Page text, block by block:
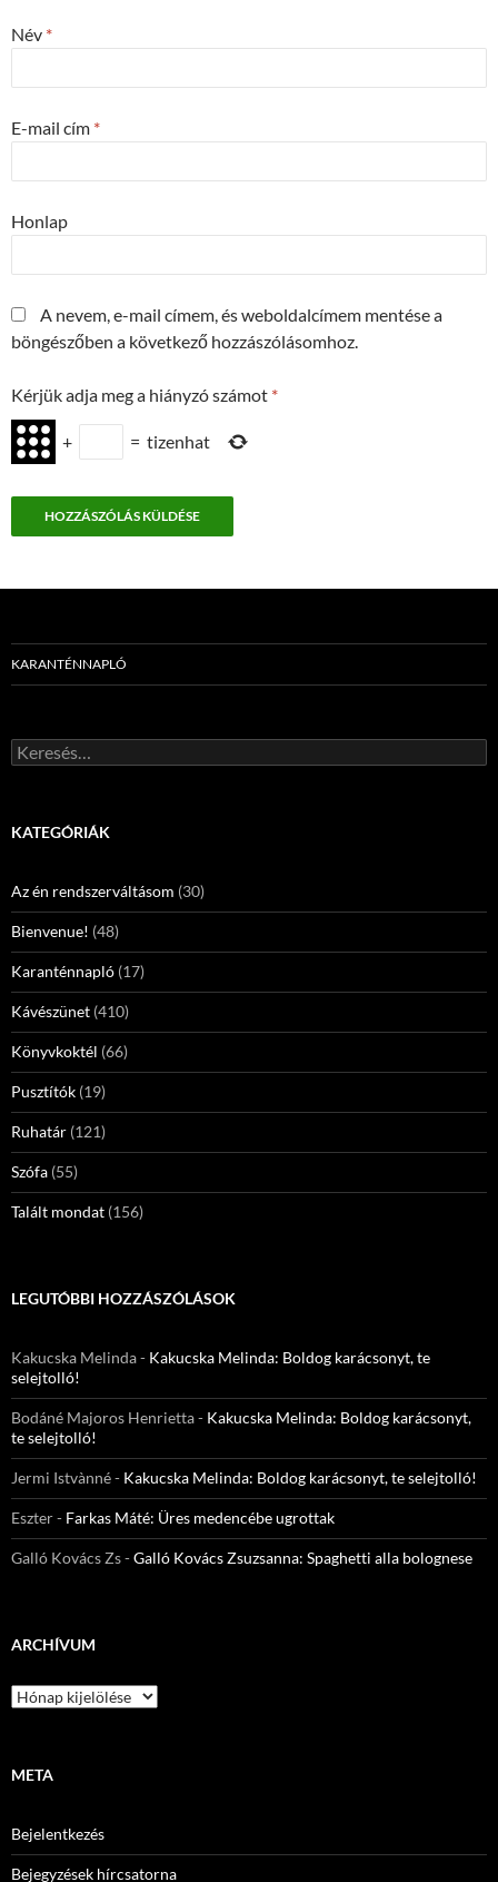
Név *
E-mail cím *
Honlap
A nevem, e-mail címem, és weboldalcímem mentése a
böngészőben a következő hozzászólásomhoz.
Kérjük adja meg a hiányzó számot *
+ = tizenhat
KARANTÉNNAPLÓ
Keresés:
KATEGÓRIÁK
Az én rendszerváltásom (30)
Bienvenue! (48)
Karanténnapló (17)
Kávészünet (410)
Könyvkoktél (66)
Pusztítók (19)
Ruhatár (121)
Szófa (55)
Talált mondat (156)
LEGUTÓBBI HOZZÁSZÓLÁSOK
Kakucska Melinda- Kakucska Melinda: Boldog karácsonyt, te
selejtolló!
Bodáné Majoros Henrietta- Kakucska Melinda: Boldog karácsonyt,
te selejtolló!
Jermi Istvànné- Kakucska Melinda: Boldog karácsonyt, te selejtolló!
Eszter- Farkas Máté: Üres medencébe ugrottak
Galló Kovács Zs-Galló Kovács Zsuzsanna: Spaghetti alla bolognese
ARCHÍVUM
Archívum
META
Bejelentkezés
Bejegyzések hírcsatorna